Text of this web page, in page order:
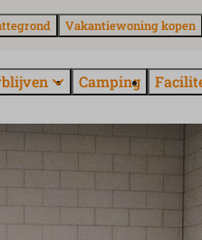
Vakantiewoning kopen
Camping